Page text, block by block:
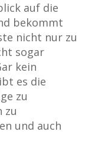
auf die
bekommt
nicht nur zu
sogar
kein
es die
zu
zu
und auch